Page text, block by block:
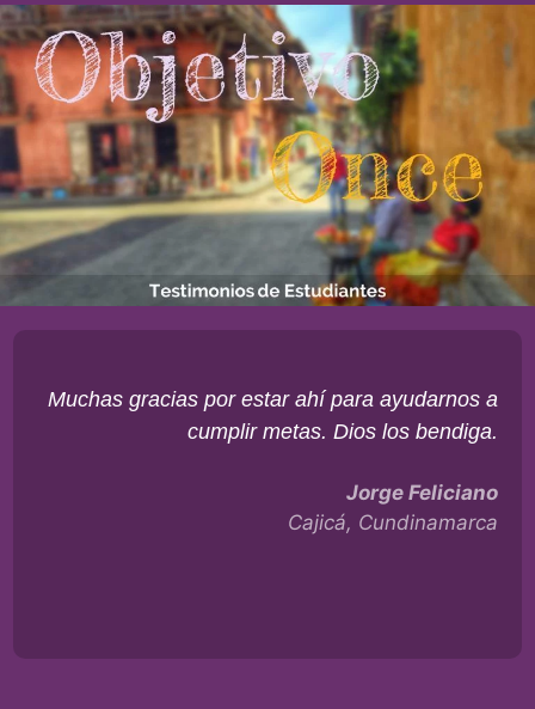
Muchas gracias por estar ahí para ayudarnos a
cumplir metas. Dios los bendiga.
Jorge Feliciano
Cajicá, Cundinamarca